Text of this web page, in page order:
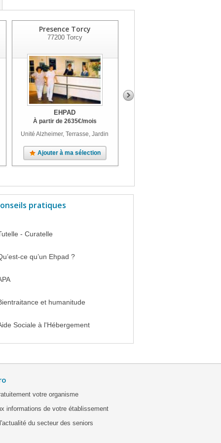
Presence Torcy
77200Torcy
EHPAD
À partir de 2635€/mois
Unité Alzheimer, Terrasse, Jardin
Ajouter à ma sélection
pratiques
- Curatelle
ce qu’un Ehpad ?
et humanitude
Sociale à l'Hébergement
votre organisme
informations de votre établissement
du secteur des seniors